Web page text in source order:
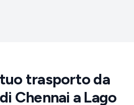
trasporto da
Chennai a Lago